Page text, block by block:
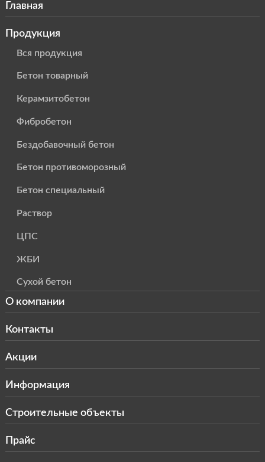
Главная
Продукция
Вся продукция
Бетон товарный
Керамзитобетон
Фибробетон
Бездобавочный бетон
Бетон противоморозный
Бетон специальный
Раствор
ЦПС
ЖБИ
Сухой бетон
О компании
Контакты
Акции
Информация
Строительные объекты
Прайс